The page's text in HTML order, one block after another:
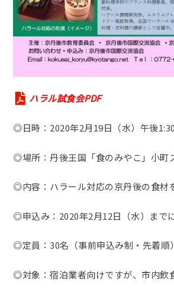
ハラル試食会PDF
◎日時：2020年2月19日（水）午後
◎場所：丹後王国「食のみやこ」小町
◎内容：ハラール対応の京丹後の食材
◎申込み：2020年2月12日（水）まで
◎定員：30名（事前申込み制・先着順）
◎対象：宿泊業者向けですが、市内飲